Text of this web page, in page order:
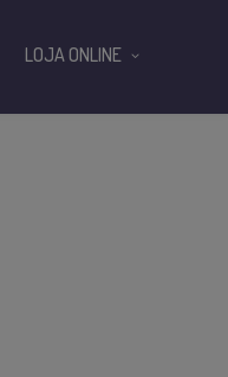
LOJA ONLINE